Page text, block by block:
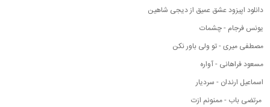
دانلود اپیزود عشق عمیق از دیجی شاهین
یونس فرجام - چشمات
مصطفی میری - تو ولی باور نکن
مسعود فراهانی - آواره
اسماعیل ارندان - سردیار
مرتضی باب - ممنونم ازت